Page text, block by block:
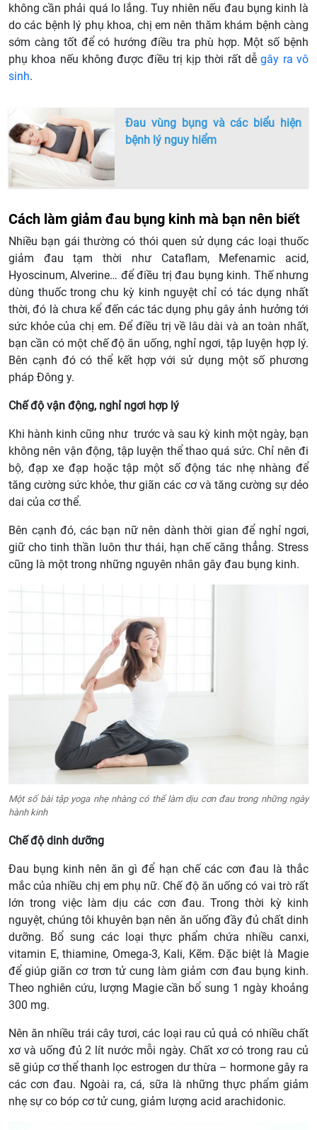
không cần phải quá lo lắng. Tuy nhiên nếu đau bụng kinh là
do các bệnh lý phụ khoa, chị em nên thăm khám bệnh càng
sớm càng tốt để có hướng điều tra phù hợp. Một số bệnh
phụ khoa nếu không được điều trị kịp thời rất dễgây ra vô
sinh.
Đau vùng bụng và các biểu hiện
bệnh lý nguy hiểm
Cách làm giảm đau bụng kinh mà bạn nên biết
Nhiều bạn gái thường có thói quen sử dụng các loại thuốc
giảm đau tạm thời như Cataflam, Mefenamic acid,
Hyoscinum, Alverine… để điều trị đau bụng kinh. Thế nhưng
dùng thuốc trong chu kỳ kinh nguyệt chỉ có tác dụng nhất
thời, đó là chưa kể đến các tác dụng phụ gây ảnh hưởng tới
sức khỏe của chị em. Để điều trị về lâu dài và an toàn nhất,
bạn cần có một chế độ ăn uống, nghỉ ngơi, tập luyện hợp lý.
Bên cạnh đó có thể kết hợp với sử dụng một số phương
pháp Đông y.
Chế độ vận động, nghỉ ngơi hợp lý
Khi hành kinh cũng như trước và sau kỳ kinh một ngày, bạn
không nên vận động, tập luyện thể thao quá sức. Chỉ nên đi
bộ, đạp xe đạp hoặc tập một số động tác nhẹ nhàng để
tăng cường sức khỏe, thư giãn các cơ và tăng cường sự dẻo
dai của cơ thể.
Bên cạnh đó, các bạn nữ nên dành thời gian để nghỉ ngơi,
giữ cho tinh thần luôn thư thái, hạn chế căng thẳng. Stress
cũng là một trong những nguyên nhân gây đau bụng kinh.
Một số bài tập yoga nhẹ nhàng có thể làm dịu cơn đau trong những ngày
hành kinh
Chế độ dinh dưỡng
Đau bụng kinh nên ăn gì để hạn chế các cơn đau là thắc
mắc của nhiều chị em phụ nữ. Chế độ ăn uống có vai trò rất
lớn trong việc làm dịu các cơn đau. Trong thời kỳ kinh
nguyệt, chúng tôi khuyên bạn nên ăn uống đầy đủ chất dinh
dưỡng. Bổ sung các loại thực phẩm chứa nhiều canxi,
vitamin E, thiamine, Omega-3, Kali, Kẽm. Đặc biệt là Magie
để giúp giãn cơ trơn tử cung làm giảm cơn đau bụng kinh.
Theo nghiên cứu, lượng Magie cần bổ sung 1 ngày khoảng
300 mg.
Nên ăn nhiều trái cây tươi, các loại rau củ quả có nhiều chất
xơ và uống đủ 2 lít nước mỗi ngày. Chất xơ có trong rau củ
sẽ giúp cơ thể thanh lọc estrogen dư thừa – hormone gây ra
các cơn đau. Ngoài ra, cá, sữa là những thực phẩm giảm
nhẹ sự co bóp cơ tử cung, giảm lượng acid arachidonic.